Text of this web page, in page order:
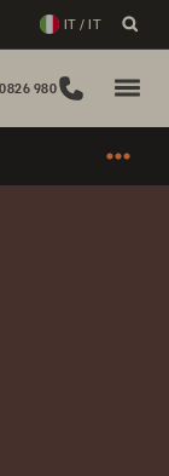
IT / IT
980